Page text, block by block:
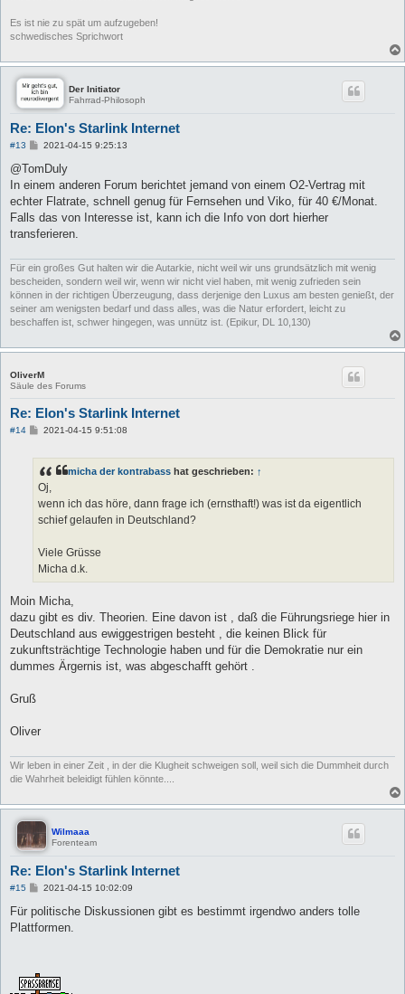
Es ist nie zu spät um aufzugeben!
schwedisches Sprichwort
Der Initiator
Fahrrad-Philosoph
Re: Elon's Starlink Internet
#13
B
i
r
a
2021-04-15 9:25:13
@TomDuly
In einem anderen Forum berichtet jemand von einem O2-Vertrag mit
echter Flatrate, schnell genug für Fernsehen und Viko, für 40 €/Monat.
Falls das von Interesse ist, kann ich die Info von dort hierher
transferieren.
Für ein großes Gut halten wir die Autarkie, nicht weil wir uns grundsätzlich mit wenig
bescheiden, sondern weil wir, wenn wir nicht viel haben, mit wenig zufrieden sein
können in der richtigen Überzeugung, dass derjenige den Luxus am besten genießt, der
seiner am wenigsten bedarf und dass alles, was die Natur erfordert, leicht zu
beschaffen ist, schwer hingegen, was unnütz ist. (Epikur, DL 10,130)
OliverM
Säule des Forums
Re: Elon's Starlink Internet
#14
B
r
a
g
2021-04-15 9:51:08
micha der kontrabass hat geschrieben: ↑
Oj,
wenn ich das höre, dann frage ich (ernsthaft!) was ist da eigentlich
schief gelaufen in Deutschland?
Viele Grüsse
Micha d.k.
Moin Micha,
dazu gibt es div. Theorien. Eine davon ist , daß die Führungsriege hier in
Deutschland aus ewiggestrigen besteht , die keinen Blick für
zukunftsträchtige Technologie haben und für die Demokratie nur ein
dummes Ärgernis ist, was abgeschafft gehört .
Gruß
Oliver
Wir leben in einer Zeit , in der die Klugheit schweigen soll, weil sich die Dummheit durch
die Wahrheit beleidigt fühlen könnte....
Wilmaaa
Forenteam
Re: Elon's Starlink Internet
#15
B
i
r
2021-04-15 10:02:09
Für politische Diskussionen gibt es bestimmt irgendwo anders tolle
Plattformen.